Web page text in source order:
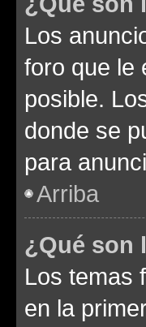
Los
foro que le
posible.
donde se
para
Arriba
¿Qué son
Los temas
en la